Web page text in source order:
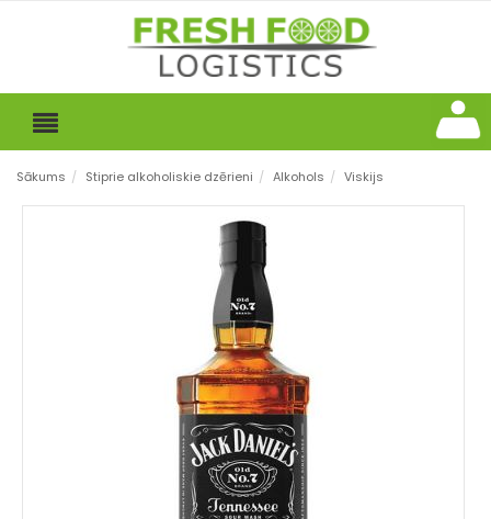
Sākums / Stiprie alkoholiskie dzērieni / Alkohols / Viskijs